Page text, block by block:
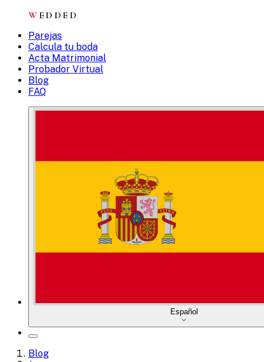
W EDDED
Parejas
Calcula tu boda
Acta Matrimonial
Probador Virtual
Blog
FAQ
Español
Blog